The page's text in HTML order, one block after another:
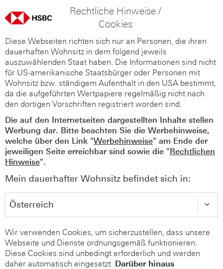
Rechtliche Hinweise /
Cookies
Diese Webseiten richten sich nur an Personen, die ihren
dauerhaften Wohnsitz in dem folgend jeweils
auszuwählenden Staat haben. Die Informationen sind nicht
für US-amerikanische Staatsbürger oder Personen mit
Wohnsitz bzw. ständigem Aufenthalt in den USA bestimmt,
da die aufgeführten Wertpapiere regelmäßig nicht nach
den dortigen Vorschriften registriert worden sind.
Die auf den Internetseiten dargestellten Inhalte stellen
Werbung dar. Bitte beachten Sie die Werbehinweise,
welche über den Link "Werbehinweise" am Ende der
jeweiligen Seite erreichbar sind sowie die "Rechtlichen
Hinweise".
Mein dauerhafter Wohnsitz befindet sich in:
Wir verwenden Cookies, um sicherzustellen, dass unsere
Webseite und Dienste ordnungsgemäß funktionieren.
Diese Cookies sind unbedingt erforderlich und werden
daher automatisch eingesetzt. Darüber hinaus